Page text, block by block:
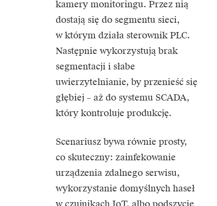
kamery monitoringu. Przez nią
dostają się do segmentu sieci,
w którym działa sterownik PLC.
Następnie wykorzystują brak
segmentacji i słabe
uwierzytelnianie, by przenieść się
głębiej – aż do systemu SCADA,
który kontroluje produkcję.
Scenariusz bywa równie prosty,
co skuteczny: zainfekowanie
urządzenia zdalnego serwisu,
wykorzystanie domyślnych haseł
w czujnikach IoT, albo podszycie